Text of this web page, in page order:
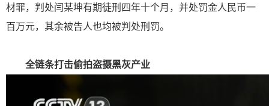
材罪，判处闫某坤有期徒刑四年十个月，并处罚金人民币一
百万元，其余被告人也均被判处刑罚。
全链条打击偷拍盗摄黑灰产业